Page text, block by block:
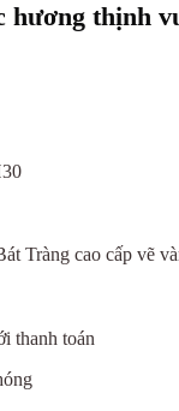
hương thịnh
Tràng cao cấp vẽ
thanh toán